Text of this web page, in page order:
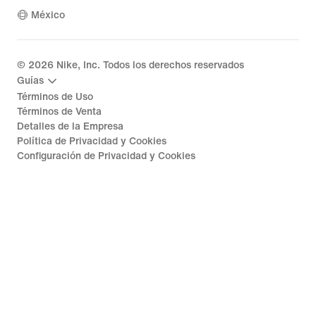
México
© 2026 Nike, Inc. Todos los derechos reservados
Guías
Términos de Uso
Términos de Venta
Detalles de la Empresa
Política de Privacidad y Cookies
Configuración de Privacidad y Cookies